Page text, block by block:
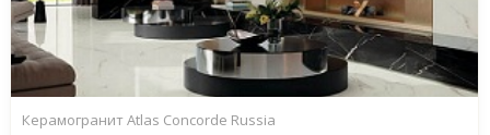
Керамогранит Atlas Concorde Russia